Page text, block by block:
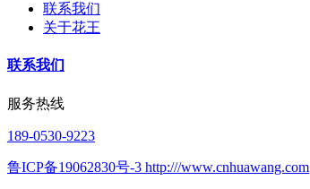
联系我们
关于花王
联系我们
服务热线
189-0530-9223
鲁ICP备19062830号-3 http:///www.cnhuawang.com